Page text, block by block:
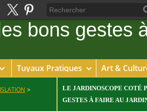
Tuyaux Pratiques Art &
>
LE JARDINOSCOPE COTÉ
GESTES À FAIRE AU